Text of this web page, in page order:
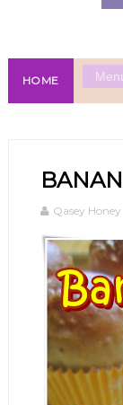
HOME
Qasey Honey